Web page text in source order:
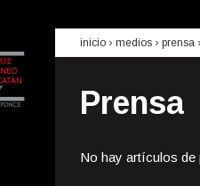
inicio › medios › prensa
Prensa
No hay artículos de